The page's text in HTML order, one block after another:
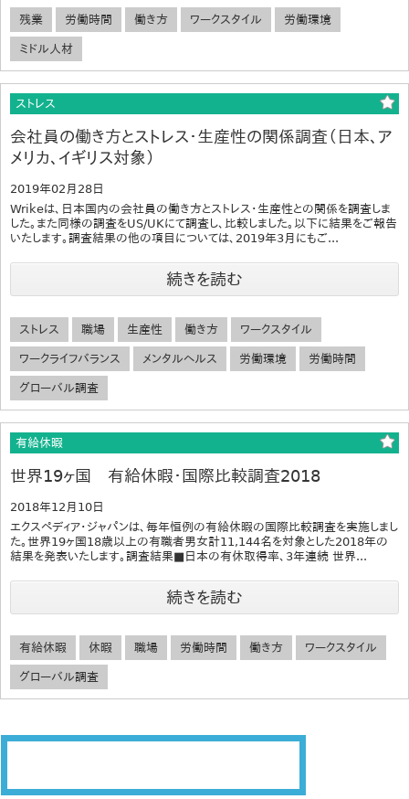
残業 労働時間 働き方 ワークスタイル 労働環境
ミドル人材
ストレス
会社員の働き方とストレス・生産性の関係調査（日本、ア
メリカ、イギリス対象）
2019年02月28日
Wrikeは、日本国内の会社員の働き方とストレス・生産性との関係を調査しま
した。また同様の調査をUS/UKにて調査し、比較しました。以下に結果をご報告
いたします。調査結果の他の項目については、2019年3月にもご...
続きを読む
ストレス 職場 生産性 働き方 ワークスタイル
ワークライフバランス メンタルヘルス 労働環境 労働時間
グローバル調査
有給休暇
世界19ヶ国 有給休暇・国際比較調査2018
2018年12月10日
エクスペディア・ジャパンは、毎年恒例の有給休暇の国際比較調査を実施しまし
た。世界19ヶ国18歳以上の有職者男女計11,144名を対象とした2018年の
結果を発表いたします。調査結果■日本の有休取得率、3年連続 世界...
続きを読む
有給休暇 休暇 職場 労働時間 働き方 ワークスタイル
グローバル調査